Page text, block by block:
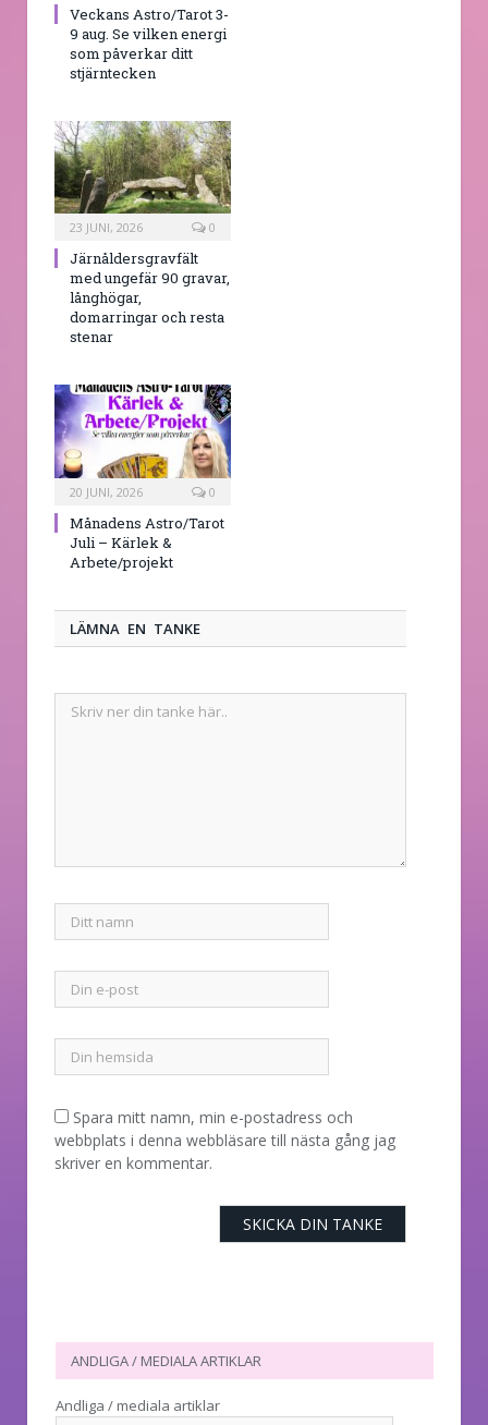
Veckans Astro/Tarot 3-
9 aug. Se vilken energi
som påverkar ditt
stjärntecken
23 JUNI, 2026 0
Järnåldersgravfält
med ungefär 90 gravar,
långhögar,
domarringar och resta
stenar
20 JUNI, 2026 0
Månadens Astro/Tarot
Juli – Kärlek &
Arbete/projekt
LÄMNA EN TANKE
Spara mitt namn, min e-postadress och
webbplats i denna webbläsare till nästa gång jag
skriver en kommentar.
ANDLIGA / MEDIALA ARTIKLAR
Andliga / mediala artiklar